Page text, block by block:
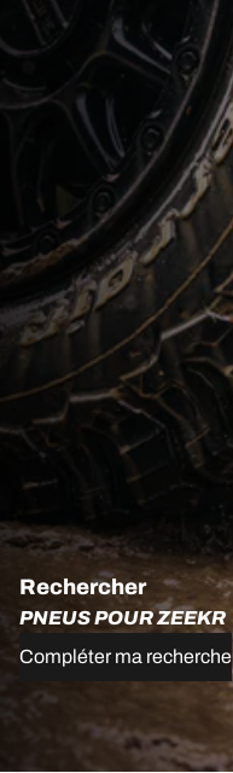
Rechercher
PNEUS POUR ZEEKR
Compléter ma recherche